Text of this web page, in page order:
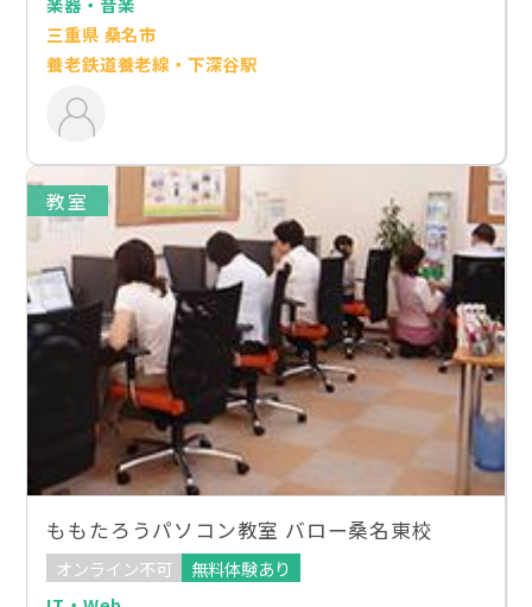
三重県 桑名市
養老鉄道養老線・下深谷駅
教室
ももたろうパソコン教室 バロー桑名東校
オンライン不可
無料体験あり